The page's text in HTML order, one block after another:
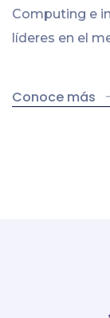
Computing e
líderes en el
Conoce más